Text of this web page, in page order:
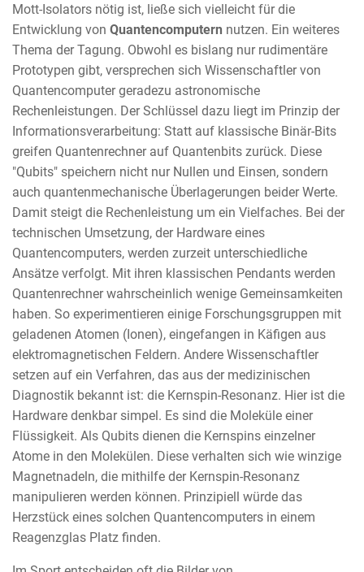
Mott-Isolators nötig ist, ließe sich vielleicht für die
Entwicklung von Quantencomputern nutzen. Ein weiteres
Thema der Tagung. Obwohl es bislang nur rudimentäre
Prototypen gibt, versprechen sich Wissenschaftler von
Quantencomputer geradezu astronomische
Rechenleistungen. Der Schlüssel dazu liegt im Prinzip der
Informationsverarbeitung: Statt auf klassische Binär-Bits
greifen Quantenrechner auf Quantenbits zurück. Diese
"Qubits" speichern nicht nur Nullen und Einsen, sondern
auch quantenmechanische Überlagerungen beider Werte.
Damit steigt die Rechenleistung um ein Vielfaches. Bei der
technischen Umsetzung, der Hardware eines
Quantencomputers, werden zurzeit unterschiedliche
Ansätze verfolgt. Mit ihren klassischen Pendants werden
Quantenrechner wahrscheinlich wenige Gemeinsamkeiten
haben. So experimentieren einige Forschungsgruppen mit
geladenen Atomen (Ionen), eingefangen in Käfigen aus
elektromagnetischen Feldern. Andere Wissenschaftler
setzen auf ein Verfahren, das aus der medizinischen
Diagnostik bekannt ist: die Kernspin-Resonanz. Hier ist die
Hardware denkbar simpel. Es sind die Moleküle einer
Flüssigkeit. Als Qubits dienen die Kernspins einzelner
Atome in den Molekülen. Diese verhalten sich wie winzige
Magnetnadeln, die mithilfe der Kernspin-Resonanz
manipulieren werden können. Prinzipiell würde das
Herzstück eines solchen Quantencomputers in einem
Reagenzglas Platz finden.